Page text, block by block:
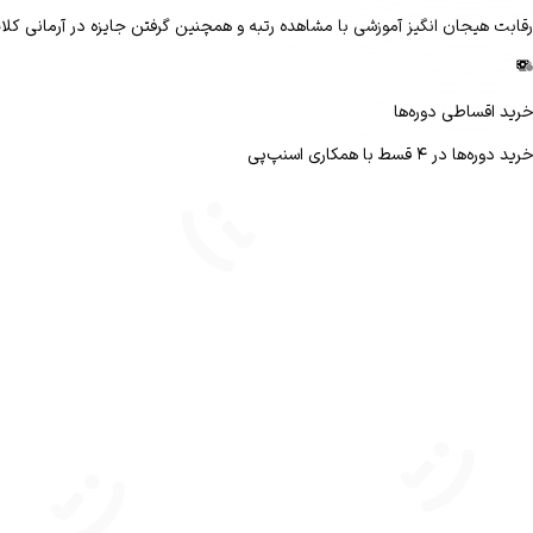
رقابت هیجان انگیز آموزشی با مشاهده رتبه و همچنین گرفتن جایزه در آرمانی
خرید اقساطی دوره‌ها
خرید دوره‌ها در ۴ قسط با همکاری اسنپ‌پی